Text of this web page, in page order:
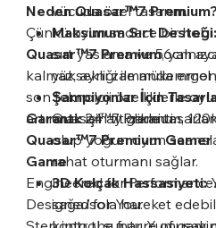
vücuda özel tasarım.
Maksimum Sırt
sırt yaslama ve 56cm
yüksekliği ile
Şampiyonlar İçin
Quasar™7 Premium,
olup yoğun oyun
rahat oturmanı sağlar.
3D Kolçak Hassasiyeti:
sağa/sola hareket
Neden Quasar™7
Çünkü oyun sadece bir hobi
Quasar™7 Premium,
kalmaz, aynı zamanda
son teknoloji özelliklerle
artırmak için titizlikle
Garanti:24 ay garanti.
Quasar™7 Premium
Game
Engineered for
Designed for You.